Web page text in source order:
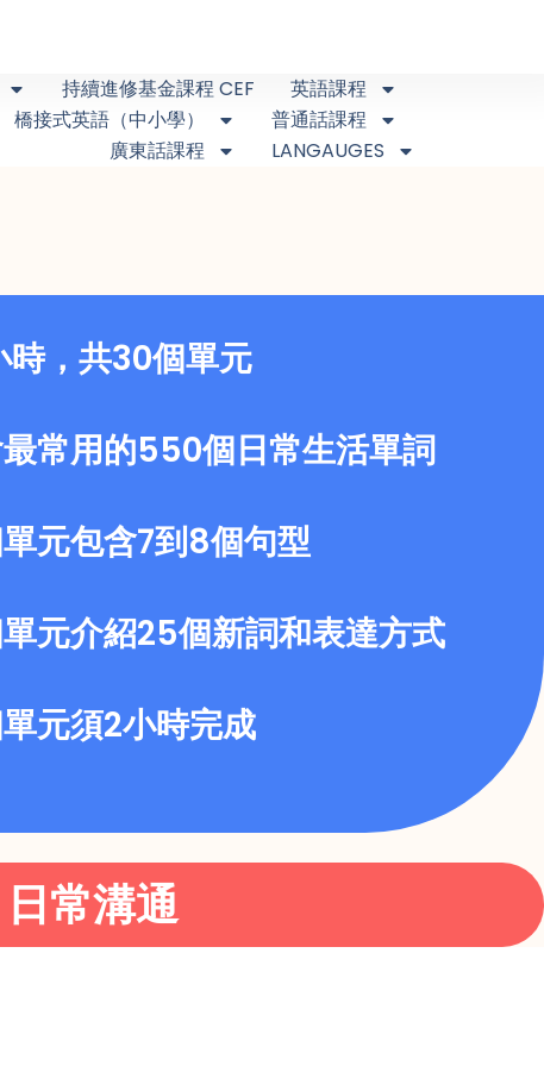
持續進修基金課程 CEF
英語課程
橋接式英語（中小學）
普通話課程
廣東話課程
LANGAUGES
，共30個單元
常用的550個日常生活單詞
元包含7到8個句型
元介紹25個新詞和表達方式
元須2小時完成
常溝通